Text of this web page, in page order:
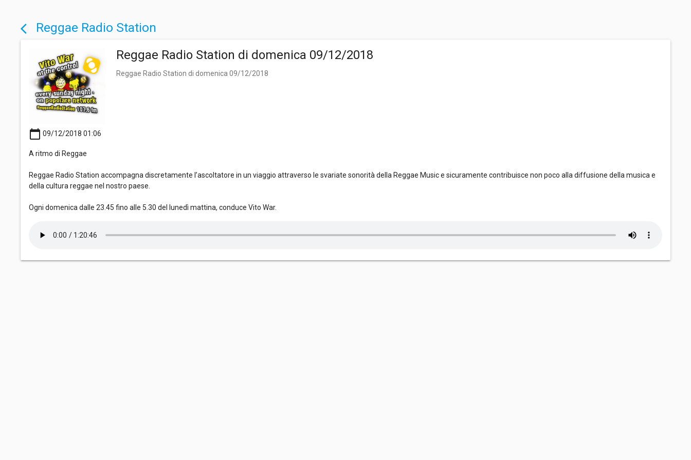
arrow_back_ios Reggae Radio Station
Reggae Radio Station di domenica 09/12/2018
Reggae Radio Station di domenica 09/12/2018
calendar_today 09/12/2018 01:06
A ritmo di Reggae
Reggae Radio Station accompagna discretamente l’ascoltatore in un viaggio attraverso le svariate sonorità della Reggae Music e sicuramente contribuisce non poco alla diffusione della musica e
della cultura reggae nel nostro paese.
Ogni domenica dalle 23.45 fino alle 5.30 del lunedì mattina, conduce Vito War.